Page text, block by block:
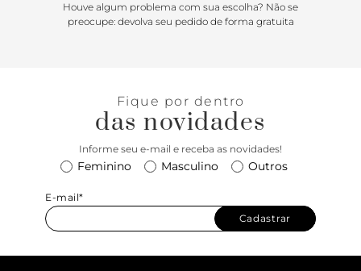
Houve algum problema com sua escolha? Não se
preocupe: devolva seu pedido de forma gratuita
Fique por dentro
das novidades
Informe seu e-mail e receba as novidades!
Feminino Masculino Outros
E-mail*
Cadastrar